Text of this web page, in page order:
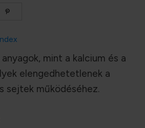
mint a kalcium és a
elengedhetetlenek a
sejtek működéséhez.